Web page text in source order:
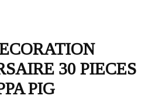
30 PIECES
PIG